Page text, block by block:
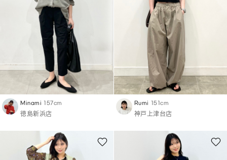
Minami 157cm
徳島新浜店
Rumi 151cm
神戸上津台店